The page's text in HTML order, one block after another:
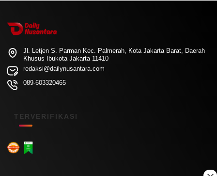
Jl. Letjen S. Parman Kec. Palmerah, Kota Jakarta Barat, Daerah
Khusus Ibukota Jakarta 11410
redaksi@dailynusantara.com
089-603320465
TERVERIFIKASI